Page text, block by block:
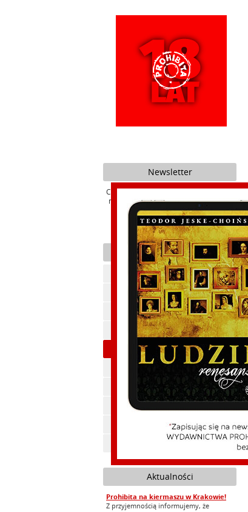
Newsletter
Chcesz być na bieżąco z promocjami i
nowościami naszego Wydawnictwa ?
Kategorie
Polityka, publicystyka
Historia
Ekonomia
Beletrystyka
Cywilizacja
Feliks Koneczny
Zdrowie
Ebooki
Audiobooki
Zapowiedzi
Aktualności
Prohibita na kiermaszu w Krakowie!
Z przyjemnością informujemy, że